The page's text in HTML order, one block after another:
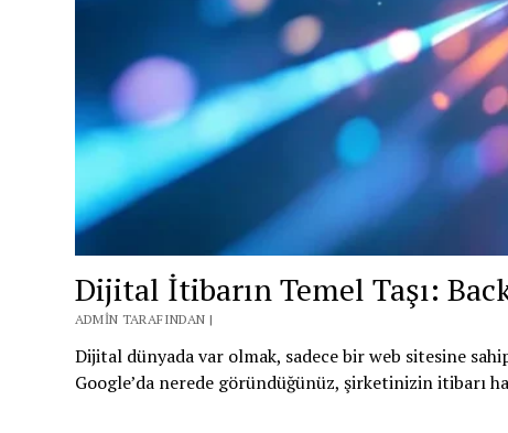
Dijital İtibarın Temel Taşı:
ADMIN TARAFINDAN |
Dijital dünyada var olmak, sadece bir web sitesine
Google’da nerede göründüğünüz, şirketinizin itibarı